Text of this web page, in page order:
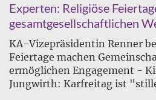
Experten: Religiöse
gesamtgesellschaftlichen
KA-Vizepräsidentin Renner
Feiertage machen
ermöglichen Engagement -
Jungwirth: Karfreitag ist